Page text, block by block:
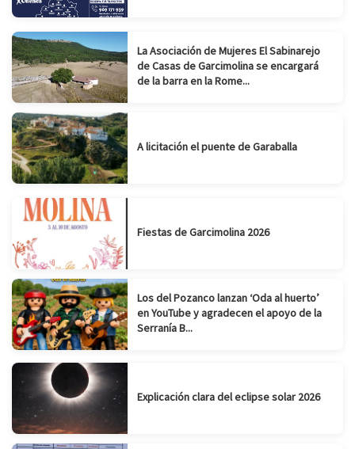
La Asociación de Mujeres El Sabinarejo
de Casas de Garcimolina se encargará
de la barra en la Rome...
A licitación el puente de Garaballa
Fiestas de Garcimolina 2026
Los del Pozanco lanzan ‘Oda al huerto’
en YouTube y agradecen el apoyo de la
Serranía B...
Explicación clara del eclipse solar 2026